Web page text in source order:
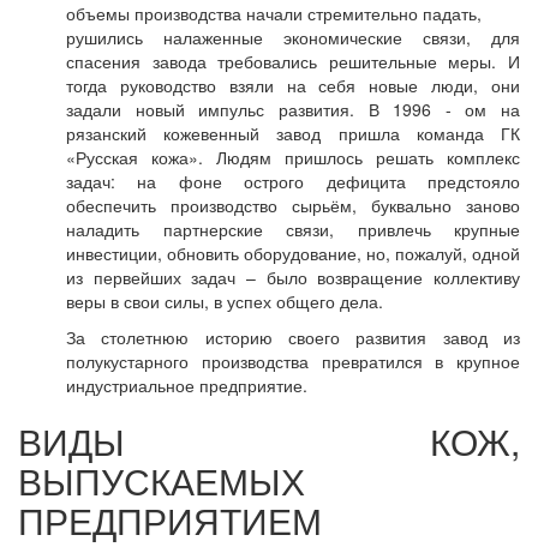
объемы производства начали стремительно падать,
рушились налаженные экономические связи, для
спасения завода требовались решительные меры. И
тогда руководство взяли на себя новые люди, они
задали новый импульс развития. В 1996 - ом на
рязанский кожевенный завод пришла команда ГК
«Русская кожа». Людям пришлось решать комплекс
задач: на фоне острого дефицита предстояло
обеспечить производство сырьём, буквально заново
наладить партнерские связи, привлечь крупные
инвестиции, обновить оборудование, но, пожалуй, одной
из первейших задач – было возвращение коллективу
веры в свои силы, в успех общего дела.
За столетнюю историю своего развития завод из
полукустарного производства превратился в крупное
индустриальное предприятие.
ВИДЫ КОЖ,
ВЫПУСКАЕМЫХ
ПРЕДПРИЯТИЕМ